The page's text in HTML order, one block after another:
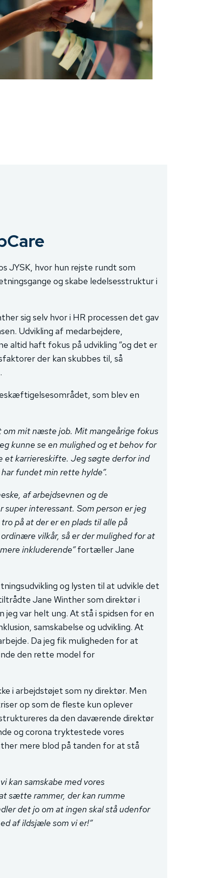
JYSK, hvor hun rejste rundt som
og skabe ledelsesstruktur i
sig selv hvor i HR processen det gav
Udvikling af medarbejdere,
altid haft fokus på udvikling ”og det er
der kan skubbes til, så
som blev en
mit næste job. Mit mangeårige fokus
kunne se en mulighed og et behov for
et karriereskifte. Jeg søgte derfor ind
fundet min rette hylde”.
af arbejdsevnen og de
super interessant. Som person er jeg
på at der er en plads til alle på
vilkår, så er der mulighed for at
inkluderende”fortæller Jane
og lysten til at udvikle det
Jane Winther som direktør i
jeg var helt ung. At stå i spidsen for en
samskabelse og udvikling. At
Da jeg fik muligheden for at
den rette model for
i arbejdstøjet som ny direktør. Men
op som de fleste kun oplever
da den daværende direktør
og corona tryktestede vores
mere blod på tanden for at stå
kan samskabe med vores
sætte rammer, der kan rumme
det jo om at ingen skal stå udenfor
af ildsjæle som vi er!”